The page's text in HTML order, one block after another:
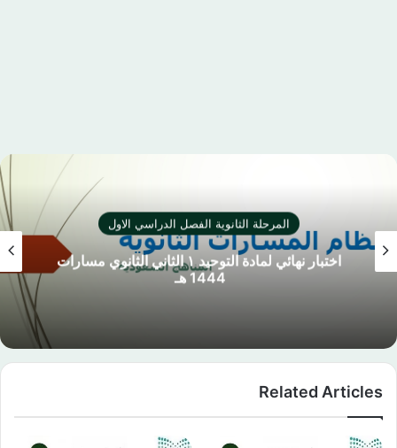
المرحلة الثانوية الفصل الدراسي الاول
‏اختبار نهائي لمادة التوحيد ١ الثاني الثانوي مسارات
1444 هـ
Related Articles